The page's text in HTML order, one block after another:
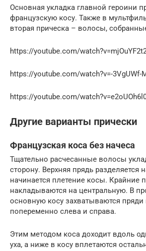
Основная укладка главной героини
французскую косу. Также в
вторая прическа – волосы,
https://youtube.com/
https://youtube.com/watch?v=-3VgUWf-
https://youtube.com/
Другие варианты прически
Французская коса без начеса
Тщательно расчесанные волосы
сторону. Верхняя прядь разделяется
начинается плетение косы. Крайние
накладываются на центральную. В
основную косу захватываются пряди
попеременно слева и справа.
Этим методом коса доходит вдоль
уха, а ниже в косу вплетаются